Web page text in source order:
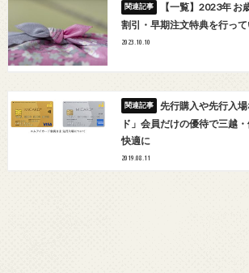
【一覧】2023年
割引・早期注文特典を行っ
2023.10.10
先行購入や先行入
ド」会員だけの優待で三越
快適に
2019.08.11